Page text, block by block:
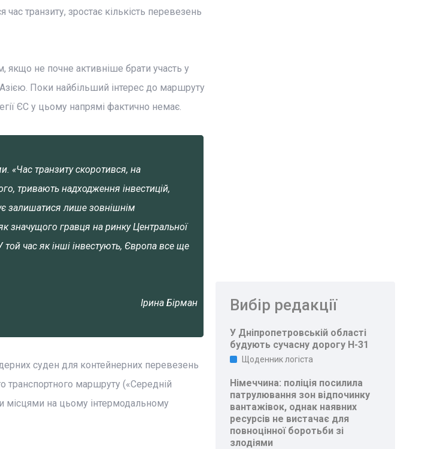
транзиту, зростає кількість перевезень
не почне активніше брати участь у
Поки найбільший інтерес до маршруту
ЄС у цьому напрямі фактично немає.
«Час транзиту скоротився, на
тривають надходження інвестицій,
залишатися лише зовнішнім
значущого гравця на ринку Центральної
час як інші інвестують, Європа все ще
Ірина Бірман
суден для контейнерних перевезень
транспортного маршруту («Середній
місцями на цьому інтермодальному
Вибір редакції
У Дніпропетровській області
будують сучасну дорогу Н-31
Щоденник логіста
Німеччина: поліція посилила
патрулювання зон відпочинку
вантажівок, однак наявних
ресурсів не вистачає для
повноцінної боротьби зі
злодіями